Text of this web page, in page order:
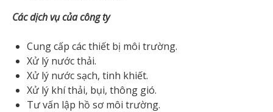
Các dịch vụ của công ty
Cung cấp các thiết bị môi trường.
Xử lý nước thải.
Xử lý nước sạch, tinh khiết.
Xử lý khí thải, bụi, thông gió.
Tư vấn lập hồ sơ môi trường.